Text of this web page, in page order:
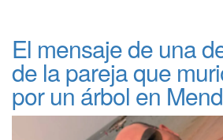
El mensaje de una
de la pareja que
por un árbol en